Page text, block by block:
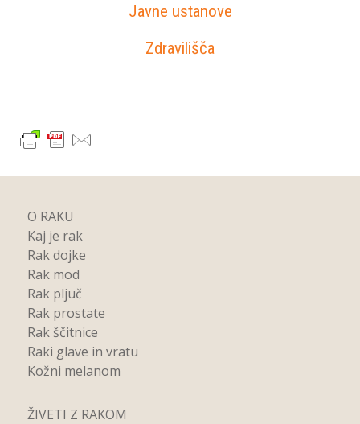
Javne ustanove
Zdravilišča
O RAKU
Kaj je rak
Rak dojke
Rak mod
Rak pljuč
Rak prostate
Rak ščitnice
Raki glave in vratu
Kožni melanom
ŽIVETI Z RAKOM